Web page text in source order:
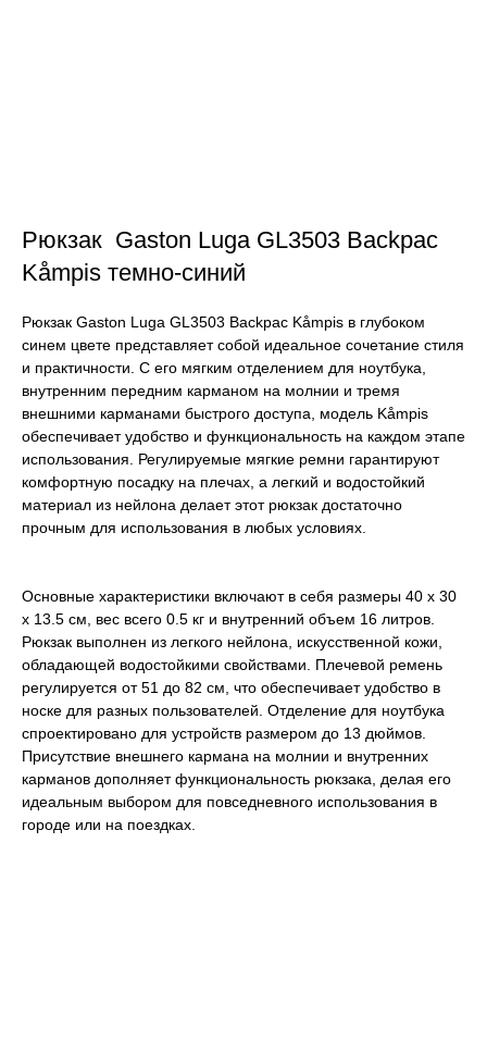
Рюкзак Gaston Luga GL3503 Backpac
Kåmpis темно-синий
Рюкзак Gaston Luga GL3503 Backpac Kåmpis в глубоком
синем цвете представляет собой идеальное сочетание стиля
и практичности. С его мягким отделением для ноутбука,
внутренним передним карманом на молнии и тремя
внешними карманами быстрого доступа, модель Kåmpis
обеспечивает удобство и функциональность на каждом этапе
использования. Регулируемые мягкие ремни гарантируют
комфортную посадку на плечах, а легкий и водостойкий
материал из нейлона делает этот рюкзак достаточно
прочным для использования в любых условиях.
Основные характеристики включают в себя размеры 40 х 30
х 13.5 см, вес всего 0.5 кг и внутренний объем 16 литров.
Рюкзак выполнен из легкого нейлона, искусственной кожи,
обладающей водостойкими свойствами. Плечевой ремень
регулируется от 51 до 82 см, что обеспечивает удобство в
носке для разных пользователей. Отделение для ноутбука
спроектировано для устройств размером до 13 дюймов.
Присутствие внешнего кармана на молнии и внутренних
карманов дополняет функциональность рюкзака, делая его
идеальным выбором для повседневного использования в
городе или на поездках.